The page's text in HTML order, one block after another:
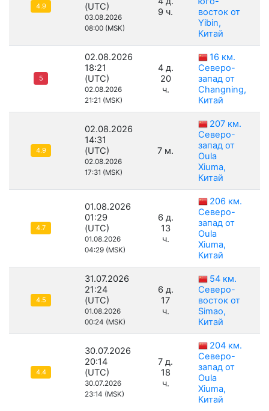
4.9
(UTC)
03.08.2026
08:00 (MSK)
9 ч.
восток от
Yibin,
Китай
5
02.08.2026
18:21
(UTC)
02.08.2026
21:21 (MSK)
4 д.
20
ч.
16 км.
Северо-
запад от
Changning,
Китай
4.9
02.08.2026
14:31
(UTC)
02.08.2026
17:31 (MSK)
7 м.
207 км.
Северо-
запад от
Oula
Xiuma,
Китай
4.7
01.08.2026
01:29
(UTC)
01.08.2026
04:29 (MSK)
6 д.
13
ч.
206 км.
Северо-
запад от
Oula
Xiuma,
Китай
4.5
31.07.2026
21:24
(UTC)
01.08.2026
00:24 (MSK)
6 д.
17
ч.
54 км.
Северо-
восток от
Simao,
Китай
4.4
30.07.2026
20:14
(UTC)
30.07.2026
23:14 (MSK)
7 д.
18
ч.
204 км.
Северо-
запад от
Oula
Xiuma,
Китай